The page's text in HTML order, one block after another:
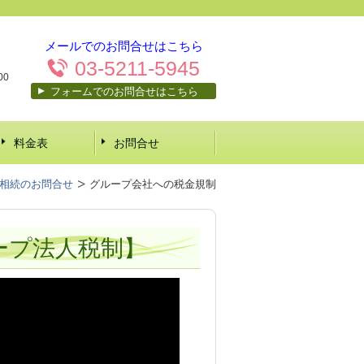
メールでのお問合せはこちら
03-5211-5945
フォームでのお問合せはこちら
料金表 お問合せ
続のお問合せ グループ会社への税金規制
プ法人税制】